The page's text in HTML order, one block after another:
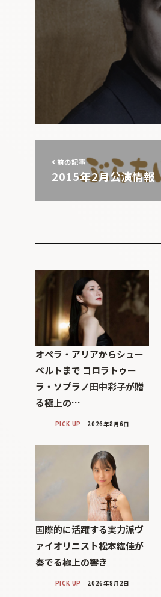
前の記事
2015年2月公演情報
オペラ・アリアからシュー
ベルトまで コロラトゥー
ラ・ソプラノ田中彩子が贈
る極上の…
PICK UP 2026年8月6日
国際的に活躍する実力派ヴ
ァイオリニスト松本紘佳が
奏でる極上の響き
PICK UP 2026年8月2日